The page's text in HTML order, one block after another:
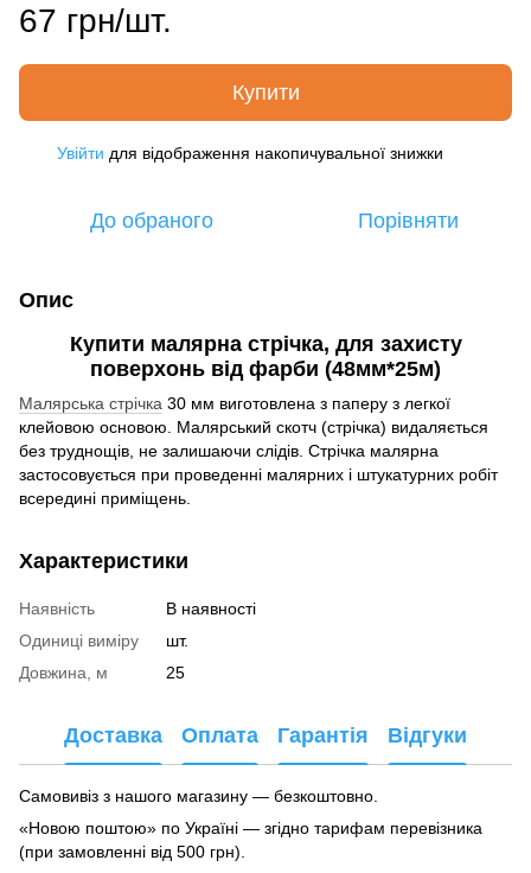
67 грн/шт.
Купити
Увійти для відображення накопичувальної знижки
До обраного Порівняти
Опис
Купити малярна стрічка, для захисту
поверхонь від фарби (48мм*25м)
Малярська стрічка 30 мм виготовлена з паперу з легкої
клейовою основою. Малярський скотч (стрічка) видаляється
без труднощів, не залишаючи слідів. Стрічка малярна
застосовується при проведенні малярних і штукатурних робіт
всередині приміщень.
Характеристики
Наявність
В наявності
Одиниці виміру
шт.
Довжина, м
25
Доставка Оплата Гарантія Відгуки
Самовивіз з нашого магазину — безкоштовно.
«Новою поштою» по Україні — згідно тарифам перевізника
(при замовленні від 500 грн).